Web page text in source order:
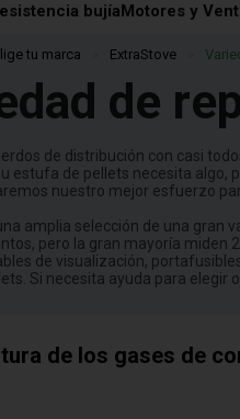
bujíaMotores y
tu marca ExtraStove
de
de distribución con casi
estufa de pellets necesita
nuestro mejor esfuerzo
amplia selección de una gran
pero la gran mayoría miden
de visualización,
Si necesita ayuda para elegir
de los gases de